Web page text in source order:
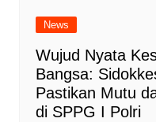
News
Wujud Nyata
Bangsa:
Pastikan Mutu
di SPPG I Polri